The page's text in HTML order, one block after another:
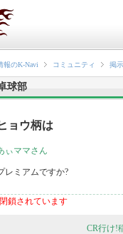
報のK-Navi コミュニティ 掲
球部
ョウ柄は
ぃママさん
レミアムですか?
鎖されています
CR行け!